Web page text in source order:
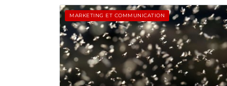
MARKETING ET COMMUNICATION